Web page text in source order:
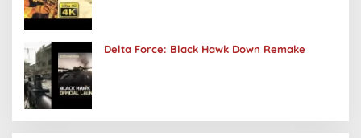
Delta Force: Black Hawk Down Remake